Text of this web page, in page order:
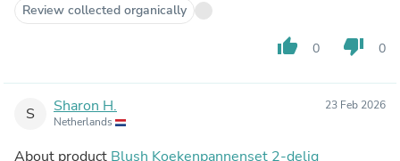
Review collected organically
thumb_up 0 thumb_down 0
S Sharon H.
Netherlands
23 Feb 2026
About product Blush Koekenpannenset 2-delig